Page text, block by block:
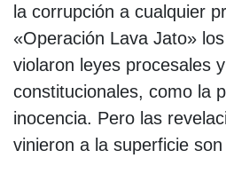
la corrupción a cualquier
«Operación Lava Jato»
violaron leyes procesales
constitucionales, como la
inocencia. Pero las
vinieron a la superficie